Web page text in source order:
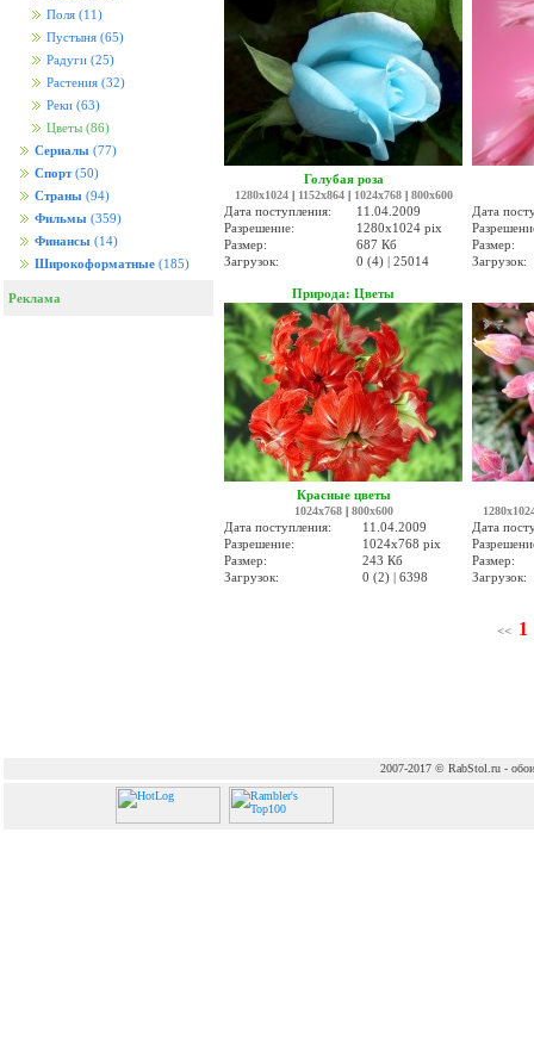
Поля (11)
Пустыня (65)
Радуги (25)
Растения (32)
Реки (63)
Цветы (86)
Сериалы (77)
Спорт (50)
Страны (94)
Фильмы (359)
Финансы (14)
Широкоформатные (185)
Реклама
Голубая роза
1280x1024| 1152x864| 1024x768| 800x600
Дата поступления:
11.04.2009
Разрешение:
1280x1024 pix
Размер:
687 Кб
Загрузок:
0 (4) | 25014
Дата
Размер:
Загрузок:
Природа: Цветы
Красные цветы
1024x768| 800x600
Дата поступления:
11.04.2009
Разрешение:
1024x768 pix
Размер:
243 Кб
Загрузок:
0 (2) | 6398
Дата
Размер:
Загрузок:
<< 1
2007-2017 © RabStol.ru - обои